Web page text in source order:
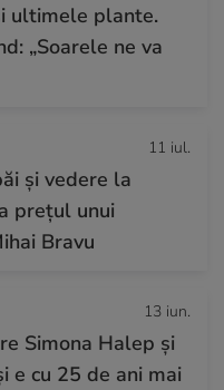
ultimele plante.
„Soarele ne va
11 iul.
și vedere la
prețul unui
Bravu
13 iun.
Simona Halep și
e cu 25 de ani mai